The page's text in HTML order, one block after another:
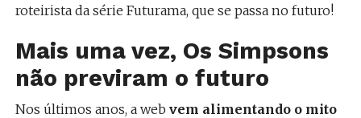
roteirista da série Futurama, que se passa no futuro!
Mais uma vez, Os Simpsons
não previram o futuro
Nos últimos anos, a web vem alimentando o mito